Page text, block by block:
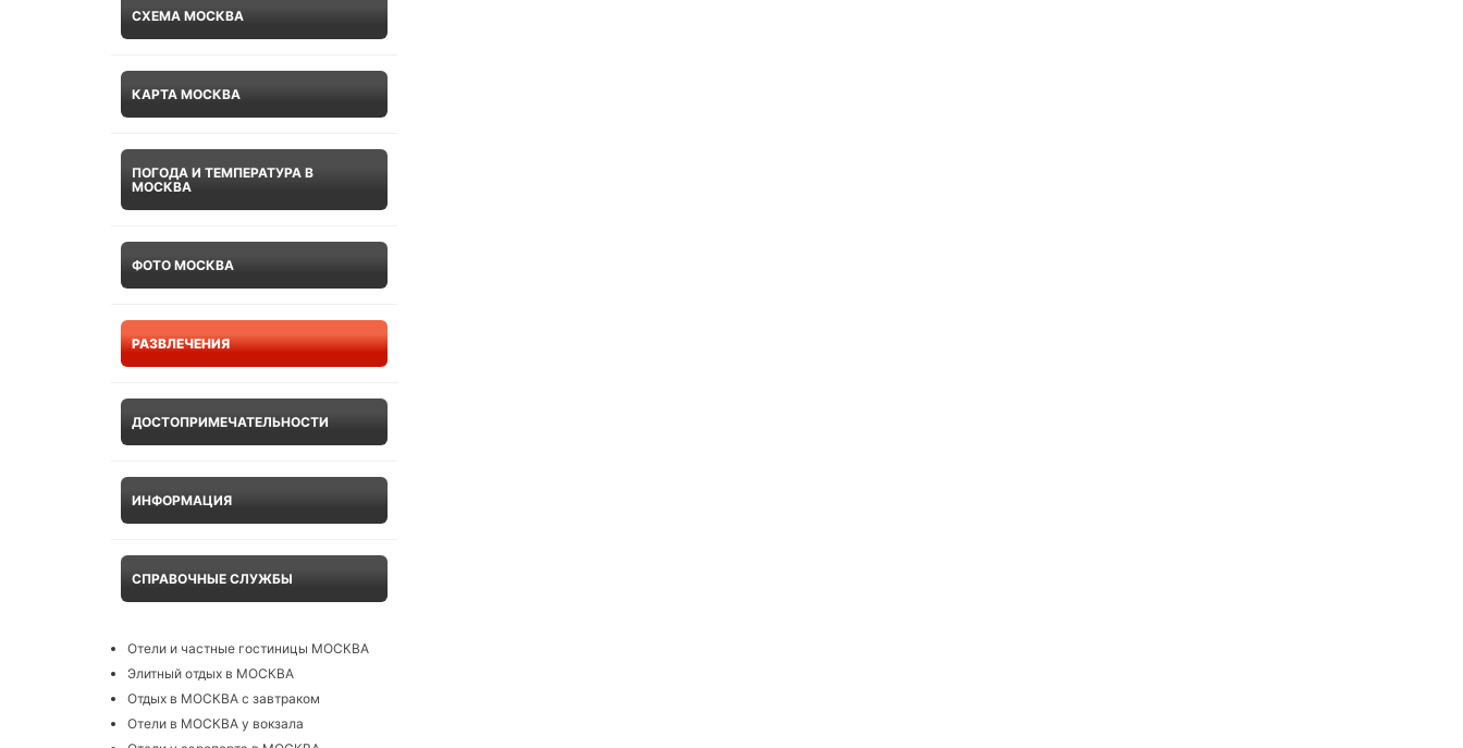
СХЕМА МОСКВА
КАРТА МОСКВА
ПОГОДА И ТЕМПЕРАТУРА В
МОСКВА
ФОТО МОСКВА
РАЗВЛЕЧЕНИЯ
ДОСТОПРИМЕЧАТЕЛЬНОСТИ
ИНФОРМАЦИЯ
СПРАВОЧНЫЕ СЛУЖБЫ
Отели и частные гостиницы МОСКВА
Элитный отдых в МОСКВА
Отдых в МОСКВА с завтраком
Отели в МОСКВА у вокзала